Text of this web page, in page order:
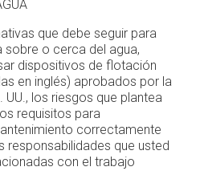
que debe seguir para
sobre o cerca del agua,
dispositivos de flotación
en inglés) aprobados por la
UU., los riesgos que plantea
requisitos para
correctamente
responsabilidades que usted
con el trabajo